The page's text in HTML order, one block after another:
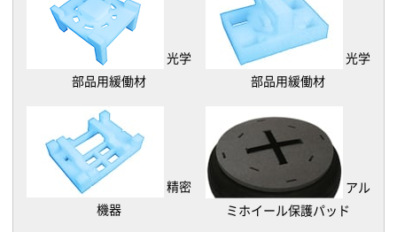
光学
部品用緩働材
光学
部品用緩働材
精密
機器
アル
ミホイール保護パッド